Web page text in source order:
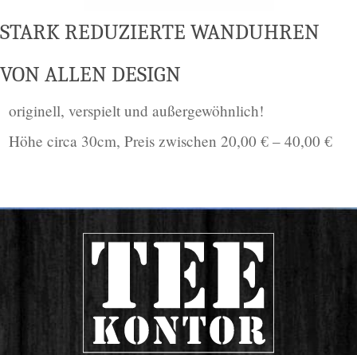
STARK REDU­ZIER­TE WAND­UH­REN
VON ALLEN DESIGN
ori­gi­nell, ver­spielt und außergewöhnlich!
Höhe cir­ca 30cm, Preis zwi­schen 20,00 € – 40,00 €